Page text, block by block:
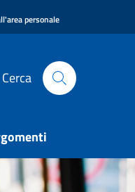
personale
Cerca